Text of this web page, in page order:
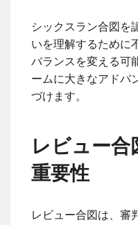
シックスラン合図を
いを理解するために
バランスを変える可
ームに大きなアドバ
づけます。
レビュー合
重要性
レビュー合図は、審